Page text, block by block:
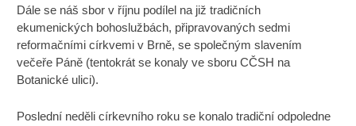
Dále se náš sbor v říjnu podílel na již tradičních
ekumenických bohoslužbách, připravovaných sedmi
reformačními církvemi v Brně, se společným slavením
večeře Páně (tentokrát se konaly ve sboru CČSH na
Botanické ulici).
Poslední neděli církevního roku se konalo tradiční odpoledne